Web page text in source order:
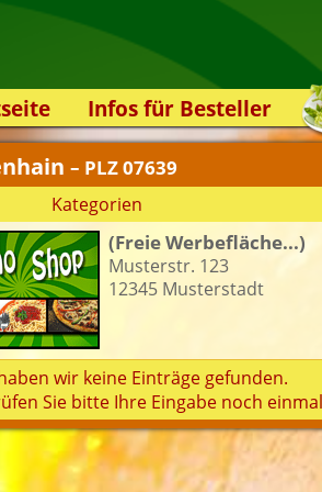
Infos für Besteller
Lieferservice-App
Weiterempfehlen
Newsletter
Sicherheit
Kontakt
– PLZ 07639
Kategorien
(Freie Werbefläche...)
Musterstr. 123
12345 Musterstadt
wir keine Einträge gefunden.
Sie bitte Ihre Eingabe noch